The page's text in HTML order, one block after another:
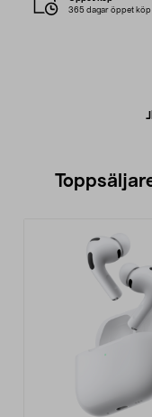
365 dagar öppet köp